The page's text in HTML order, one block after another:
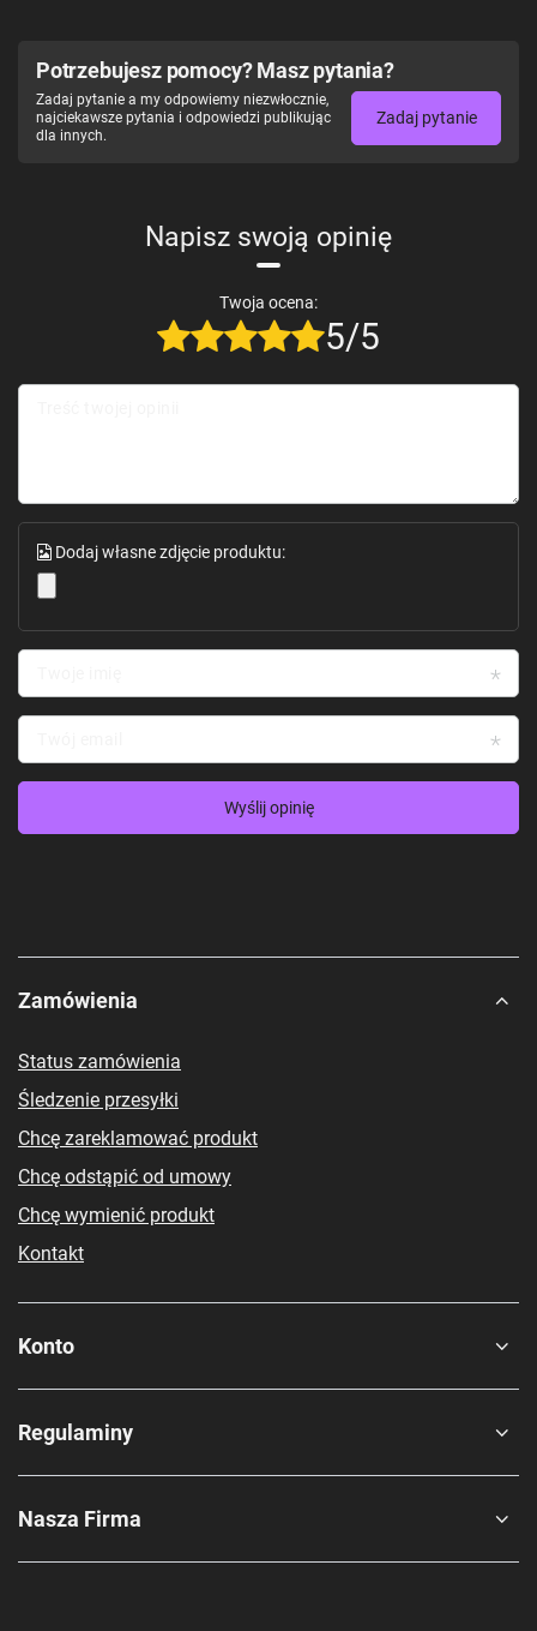
Potrzebujesz pomocy? Masz pytania?
Zadaj pytanie a my odpowiemy niezwłocznie,
najciekawsze pytania i odpowiedzi publikując
dla innych.
Zadaj pytanie
Napisz swoją opinię
Twoja ocena:
5/5
Dodaj własne zdjęcie produktu:
Wyślij opinię
Zamówienia
Status zamówienia
Śledzenie przesyłki
Chcę zareklamować produkt
Chcę odstąpić od umowy
Chcę wymienić produkt
Kontakt
Konto
Regulaminy
Nasza Firma